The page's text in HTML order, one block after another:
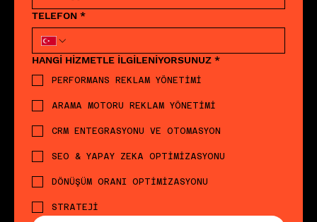
TELEFON *
HANGİ HİZMETLE İLGİLENİYORSUNUZ *
PERFORMANS REKLAM YÖNETİMİ
ARAMA MOTORU REKLAM YÖNETİMİ
CRM ENTEGRASYONU VE OTOMASYON
SEO & YAPAY ZEKA OPTİMİZASYONU
DÖNÜŞÜM ORANI OPTİMİZASYONU
STRATEJİ